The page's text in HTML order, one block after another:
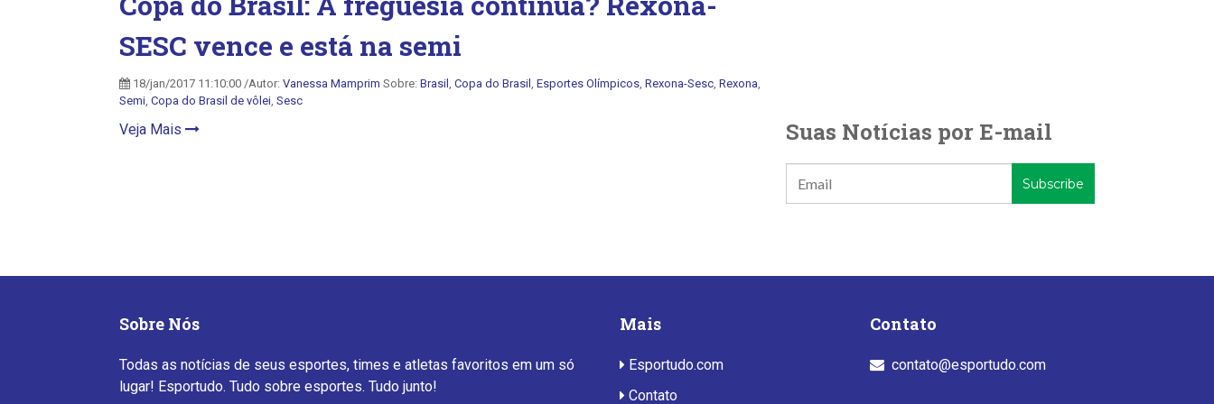
SESC vence e está na semi
18/jan/2017 11:10:00 /Autor: Vanessa Mamprim Sobre: Brasil , Copa do Brasil , Esportes Olímpicos, Rexona-Sesc, Rexona,
Semi, Copa do Brasil de vôlei, Sesc
Veja Mais Suas Notícias por E-mail
Sobre Nós
Todas as notícias de seus esportes, times e atletas favoritos em um só
lugar! Esportudo. Tudo sobre esportes. Tudo junto!
Mais
Esportudo.com
Contato
Contato
contato@esportudo.com